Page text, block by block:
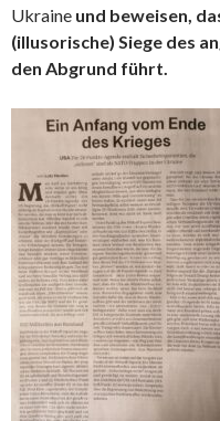
Ukraine und beweisen,
(illusorische) Siege des
den Abgrund führt.